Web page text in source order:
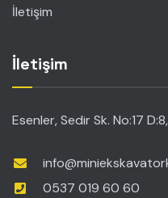
İletişim
İletişim
Esenler, Sedir Sk. No:17
0537 019 60 60